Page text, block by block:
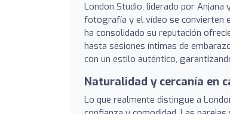
London Studio, liderado por Anjana
fotografía y el vídeo se convierten
ha consolidado su reputación
hasta sesiones íntimas de
con un estilo auténtico,
Naturalidad y cercanía en
Lo que realmente distingue a